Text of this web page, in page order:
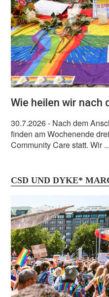
Wie heilen wir nach
30.7.2026- Nach dem
finden am Wochenende
Community Care statt. Wir ...
CSD UND DYKE*